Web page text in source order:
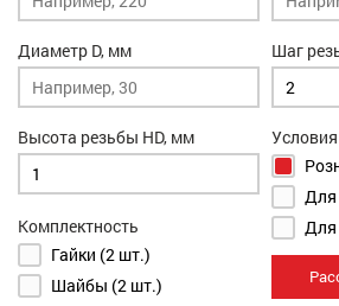
Диаметр D, мм Шаг
Высота резьбы HD, мм
Комплектность
Гайки (2 шт.)
Шайбы (2 шт.)
Условия
Для
Для